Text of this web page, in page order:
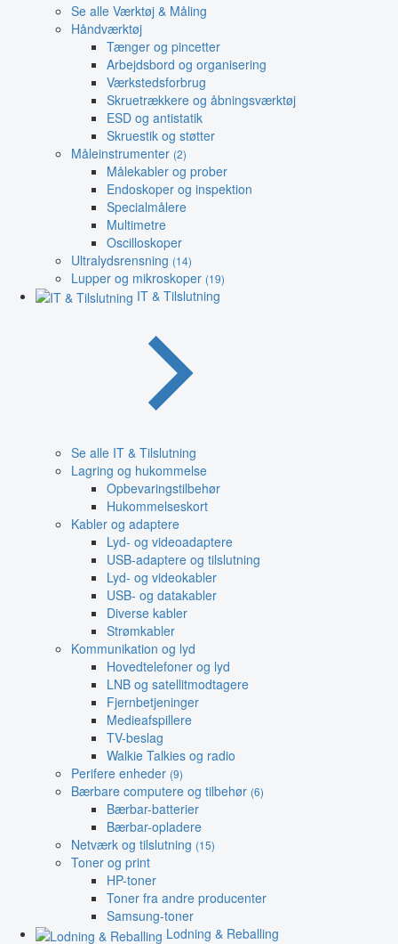
Se alle Værktøj & Måling
Håndværktøj
Tænger og pincetter
Arbejdsbord og organisering
Værkstedsforbrug
Skruetrækkere og åbningsværktøj
ESD og antistatik
Skruestik og støtter
Måleinstrumenter (2)
Målekabler og prober
Endoskoper og inspektion
Specialmålere
Multimetre
Oscilloskoper
Ultralydsrensning (14)
Lupper og mikroskoper (19)
IT & Tilslutning
Se alle IT & Tilslutning
Lagring og hukommelse
Opbevaringstilbehør
Hukommelseskort
Kabler og adaptere
Lyd- og videoadaptere
USB-adaptere og tilslutning
Lyd- og videokabler
USB- og datakabler
Diverse kabler
Strømkabler
Kommunikation og lyd
Hovedtelefoner og lyd
LNB og satellitmodtagere
Fjernbetjeninger
Medieafspillere
TV-beslag
Walkie Talkies og radio
Perifere enheder (9)
Bærbare computere og tilbehør (6)
Bærbar-batterier
Bærbar-opladere
Netværk og tilslutning (15)
Toner og print
HP-toner
Toner fra andre producenter
Samsung-toner
Lodning & Reballing